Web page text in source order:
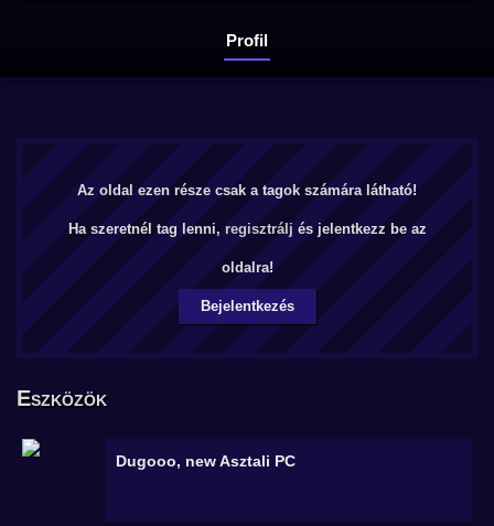
Profil
Az oldal ezen része csak a tagok számára látható!
Ha szeretnél tag lenni, regisztrálj és jelentkezz be az
oldalra!
Bejelentkezés
Eszközök
Dugooo, newAsztali PC